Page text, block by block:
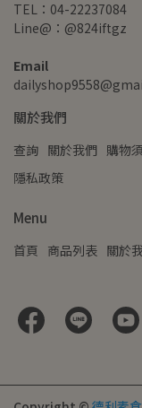
TEL：04-22237084
Line@：@824iftgz
Email
關於我們
查詢 關於我們 購物
隱私政策
Menu
首頁 商品列表 關於